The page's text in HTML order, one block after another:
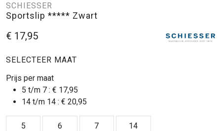
SCHIESSER
Sportslip ***** Zwart
€ 17,95
SELECTEER MAAT
Prijs per maat
5 t/m 7 : € 17,95
14 t/m 14 : € 20,95
5 6 7 14